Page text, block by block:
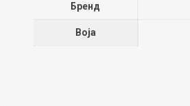
Бренд
Boja